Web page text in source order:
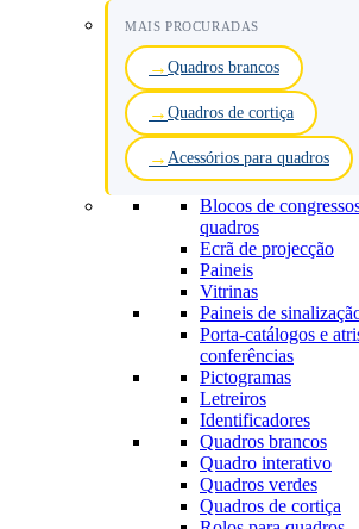
MAIS PROCURADAS
Quadros brancos
Quadros de cortiça
Acessórios para quadros
Blocos de
quadros
Ecrã de projecção
Paineis
Vitrinas
Paineis de
Porta-catálogos e
conferências
Pictogramas
Letreiros
Identificadores
Quadros brancos
Quadro interativo
Quadros verdes
Quadros de cortiça